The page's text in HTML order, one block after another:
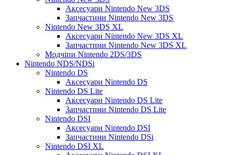
Аксесуари Nintendo New 3DS
Запчастини Nintendo New 3DS
Nintendo New 3DS XL
Аксесуари Nintendo New 3DS XL
Запчастини Nintendo New 3DS XL
Модчіпи Nintendo 2DS/3DS
Nintendo NDS/NDSi
Nintendo DS
Аксесуари Nintendo DS
Nintendo DS Lite
Аксесуари Nintendo DS Lite
Запчастини Nintendo DS Lite
Nintendo DSI
Аксесуари Nintendo DSI
Запчастини Nintendo DSi
Nintendo DSI XL